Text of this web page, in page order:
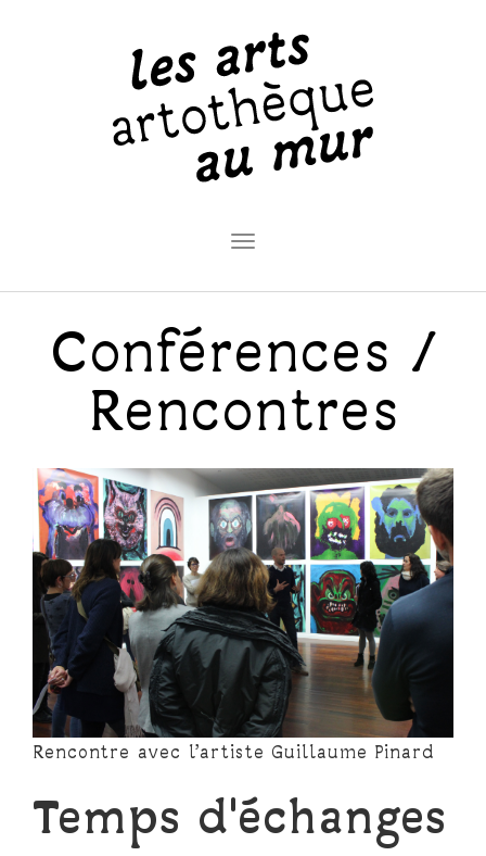
Toggle
Conférences /
Rencontres
Rencontre avec l’artiste Guillaume Pinard
Temps d'échanges